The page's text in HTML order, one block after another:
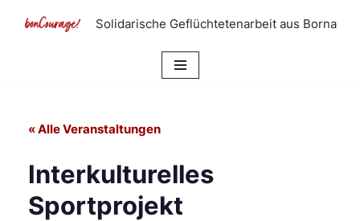
Solidarische Geflüchtetenarbeit aus Borna
« Alle Veranstaltungen
Interkulturelles
Sportprojekt